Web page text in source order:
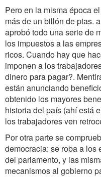
Pero en la misma época
más de un billón de ptas.
aprobó todo una serie de
los impuestos a las
ricos. Cuando hay que
imponen a los
dinero para pagar?.
están anunciando
obtenido los mayores
historia del país (ahí está
los trabajadores ven
Por otra parte se
democracia: se roba a los
del parlamento, y las
mecanismos al gobierno